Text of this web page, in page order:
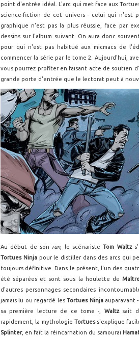
point d'entrée idéal. L'arc qui met face aux
science-fiction de cet univers - celui qui n'est
graphique n'est pas la plus réussie, face par
dessins sur l'album suivant. On aura donc
pour qui n'est pas habitué aux micmacs de
commencer la série par le tome 2. Aujourd'hui,
vous pourrez profiter en faisant acte de soutien
grande porte d'entrée que le lectorat peut à
Au début de son run, le scénaristeTom Waltz
Tortues Ninja pour le distiller dans des arcs qui
toujours définitive. Dans le présent, l'un des
été séparées et sont sous la houlette de
d'autres personnages secondaires
jamais lu ou regardé lesTortues Ninja auparavant
sa première lecture de ce tome -, Waltz sait
rapidement, la mythologie Tortues s'explique
Splinter, en fait la réincarnation du samouraï